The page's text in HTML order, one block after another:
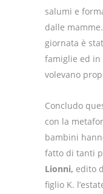
salumi e
dalle mamme.
giornata è
famiglie ed
volevano
Concludo
con la
bambini
fatto di tanti
Lionni, edito
figlio K.